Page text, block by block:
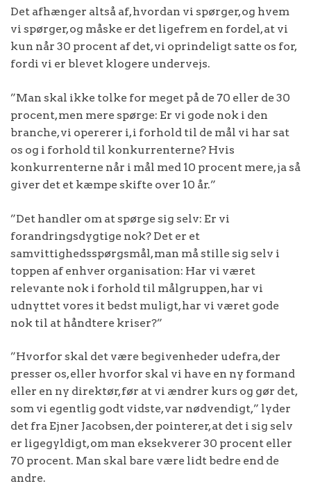
Det afhænger altså af, hvordan vi spørger, og hvem
vi spørger, og måske er det ligefrem en fordel, at vi
kun når 30 procent af det, vi oprindeligt satte os for,
fordi vi er blevet klogere undervejs.
”Man skal ikke tolke for meget på de 70 eller de 30
procent, men mere spørge: Er vi gode nok i den
branche, vi opererer i, i forhold til de mål vi har sat
os og i forhold til konkurrenterne? Hvis
konkurrenterne når i mål med 10 procent mere, ja så
giver det et kæmpe skifte over 10 år.”
”Det handler om at spørge sig selv: Er vi
forandringsdygtige nok? Det er et
samvittighedsspørgsmål, man må stille sig selv i
toppen af enhver organisation: Har vi været
relevante nok i forhold til målgruppen, har vi
udnyttet vores it bedst muligt, har vi været gode
nok til at håndtere kriser?”
”Hvorfor skal det være begivenheder udefra, der
presser os, eller hvorfor skal vi have en ny formand
eller en ny direktør, før at vi ændrer kurs og gør det,
som vi egentlig godt vidste, var nødvendigt,” lyder
det fra Ejner Jacobsen, der pointerer, at det i sig selv
er ligegyldigt, om man eksekverer 30 procent eller
70 procent. Man skal bare være lidt bedre end de
andre.